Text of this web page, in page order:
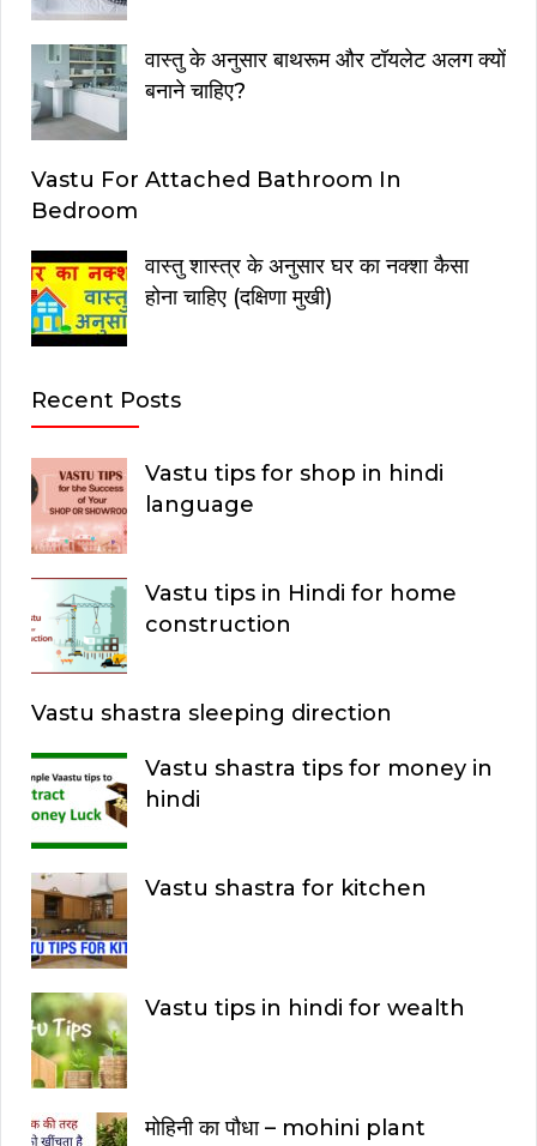
वास्तु के अनुसार बाथरूम और टॉयलेट अलग क्यों
बनाने चाहिए?
Vastu For Attached Bathroom In
Bedroom
वास्तु शास्त्र के अनुसार घर का नक्शा कैसा
होना चाहिए (दक्षिणा मुखी)
Recent Posts
Vastu tips for shop in hindi
language
Vastu tips in Hindi for home
construction
Vastu shastra sleeping direction
Vastu shastra tips for money in
hindi
Vastu shastra for kitchen
Vastu tips in hindi for wealth
मोहिनी का पौधा – mohini plant